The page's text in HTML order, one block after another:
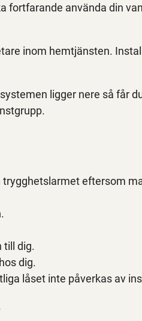
fortfarande använda din
inom hemtjänsten.
ligger nere så får
eftersom
till dig.
dig.
låset inte påverkas av